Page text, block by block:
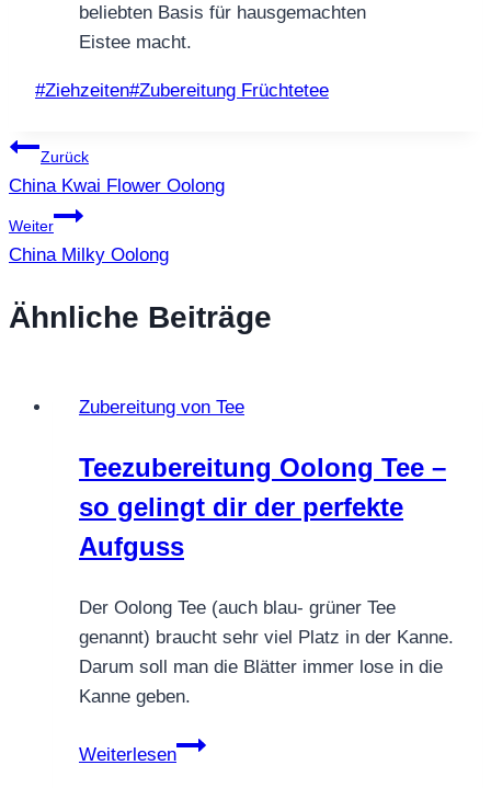
beliebten Basis für hausgemachten
Eistee macht.
Schlagworte:
#Ziehzeiten#Zubereitung Früchtetee
Beitragsnavigation
Zurück
China Kwai Flower Oolong
Weiter
China Milky Oolong
Ähnliche Beiträge
Zubereitung von Tee
Teezubereitung Oolong Tee –
so gelingt dir der perfekte
Aufguss
Der Oolong Tee (auch blau- grüner Tee
genannt) braucht sehr viel Platz in der Kanne.
Darum soll man die Blätter immer lose in die
Kanne geben.
Weiterlesen
Teezubereitung